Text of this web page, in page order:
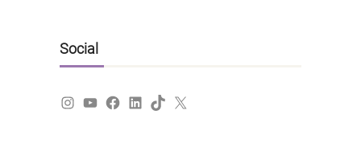
Social
Instagram
YouTube
Facebook
LinkedIn
TikTok
X